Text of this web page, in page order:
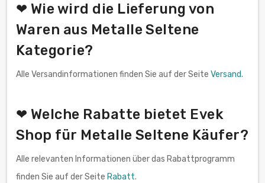
❤ Wie wird die Lieferung von
Waren aus Metalle Seltene
Kategorie?
Alle Versandinformationen finden Sie auf der Seite Versand.
❤ Welche Rabatte bietet Evek
Shop für Metalle Seltene Käufer?
Alle relevanten Informationen über das Rabattprogramm
finden Sie auf der Seite Rabatt.